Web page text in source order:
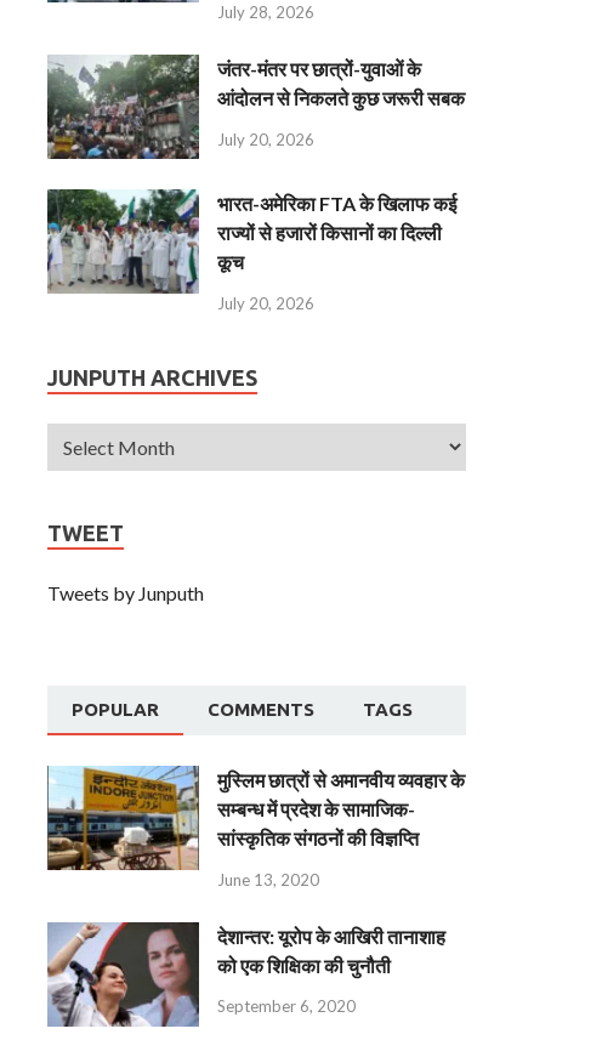
July 28, 2026
जंतर-मंतर पर छात्रों-युवाओं के
आंदोलन से निकलते कुछ जरूरी सबक
July 20, 2026
भारत-अमेरिका FTA के खिलाफ कई
राज्यों से हजारों किसानों का दिल्ली
कूच
July 20, 2026
JUNPUTH ARCHIVES
TWEET
Tweets by Junputh
POPULAR COMMENTS TAGS
मुस्लिम छात्रों से अमानवीय व्यवहार के
सम्बन्ध में प्रदेश के सामाजिक-
सांस्कृतिक संगठनों की विज्ञप्ति
June 13, 2020
देशान्‍तर: यूरोप के आखिरी तानाशाह
को एक शिक्षिका की चुनौती
September 6, 2020